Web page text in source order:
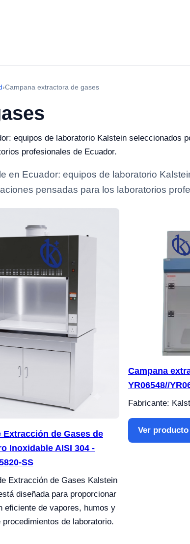
›Campana extractora de gases
equipos de laboratorio Kalstein seleccionados
profesionales de Ecuador.
en Ecuador: equipos de laboratorio
pensadas para los laboratorios
Extracción de Gases de
Inoxidable AISI 304 -
SS
Extracción de Gases Kalstein
diseñada para proporcionar
eficiente de vapores, humos y
procedimientos de laboratorio.
Campana
YR06548//
Fabricante:
Ver producto